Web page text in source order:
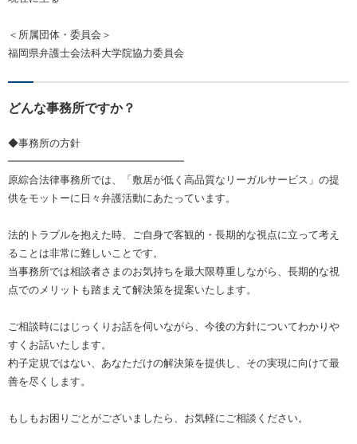
＜所属団体・委員会＞
福岡県弁護士会法科大学院協力委員会​​​
どんな事務所ですか？
◆事務所の方針
━━━━━━━━━━━━━━━━━
原綜合法律事務所では、「敷居が低く高品質なリーガルサービス」の提
供をモットーに日々弁護活動にあたっています。
法的トラブルを抱えた時、ご自身で客観的・長期的な視点に立って考え
ることは非常に難しいことです。
当事務所では相談者さまのお気持ちを最大限尊重しながら、長期的な視
点でのメリットも踏まえて解決策を提案いたします。
ご相談時にはじっくりお話を伺いながら、今後の方針についてわかりや
すくお話いたします。
杓子定規ではない、あなただけの解決策を提供し、その実現に向けて最
善を尽くします。
もしもお困りごとがございましたら、お気軽にご相談ください。